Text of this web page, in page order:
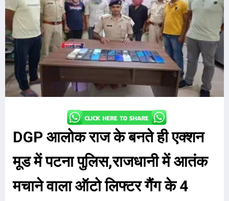
DGP आलोक राज के बनते ही एक्शन
मूड में पटना पुलिस,राजधानी में आतंक
मचाने वाला ऑटो लिफ्टर गैंग के 4